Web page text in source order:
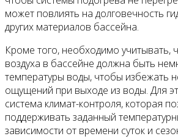
может повлиять на долговечность
других материалов бассейна.
Кроме того, необходимо учитывать,
воздуха в бассейне должна быть
температуры воды, чтобы избежать
ощущений при выходе из воды. Для
система климат-контроля, которая
поддерживать заданный
зависимости от времени суток и